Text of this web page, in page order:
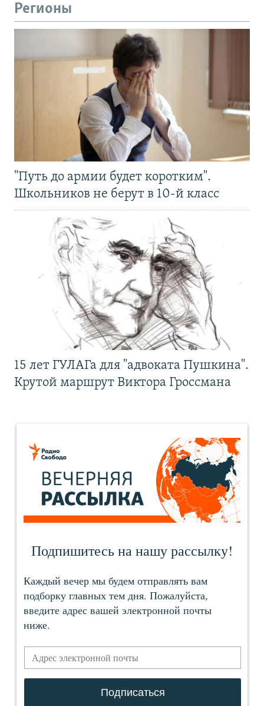
Регионы
"Путь до армии будет коротким".
Школьников не берут в 10-й класс
15 лет ГУЛАГа для "адвоката Пушкина".
Крутой маршрут Виктора Гроссмана